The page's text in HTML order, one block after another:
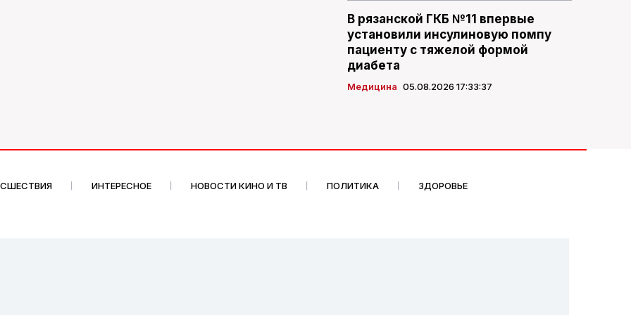
В рязанской ГКБ №11 впервые
установили инсулиновую помпу
пациенту с тяжелой формой
диабета
Медицина 05.08.2026 17:33:37
ИНТЕРЕСНОЕ НОВОСТИ КИНО И ТВ ПОЛИТИКА ЗДОРОВЬЕ